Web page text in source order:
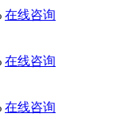
在线咨询
在线咨询
在线咨询